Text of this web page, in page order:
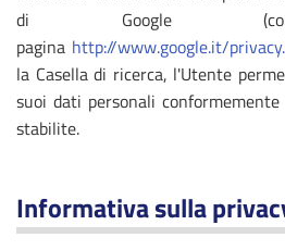
di Google
pagina http://www.google.it/
la Casella di ricerca, l'Utente
suoi dati personali
stabilite.
Informativa sulla